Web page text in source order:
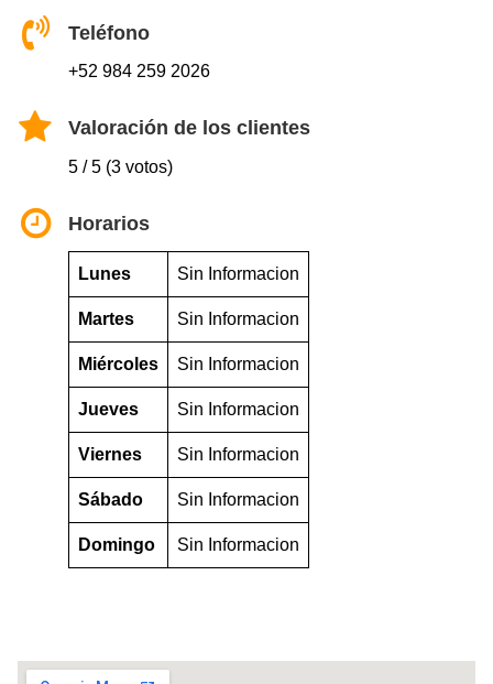
Teléfono
+52 984 259 2026
Valoración de los clientes
5 / 5 (3 votos)
Horarios
Lunes Sin Informacion
Martes Sin Informacion
Miércoles Sin Informacion
Jueves Sin Informacion
Viernes Sin Informacion
Sábado Sin Informacion
Domingo Sin Informacion